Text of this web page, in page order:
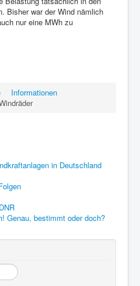
Bisher war der Wind nämlich
nur eine MWh zu
Informationen
in Deutschland
Genau, bestimmt oder doch?